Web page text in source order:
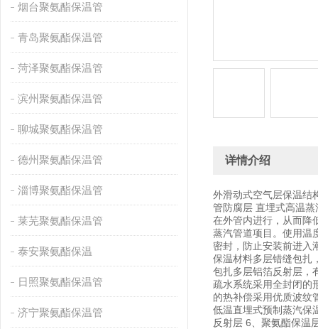
烟台聚氨酯保温管
青岛聚氨酯保温管
菏泽聚氨酯保温管
滨州聚氨酯保温管
聊城聚氨酯保温管
德州聚氨酯保温管
淄博聚氨酯保温管
莱芜聚氨酯保温管
泰安聚氨酯保温
日照聚氨酯保温管
济宁聚氨酯保温管
详情介绍
外滑动式空气层保温结
管防腐层 直埋式高温
在外管内进行，从而降
蒸汽管道项目。使用
密封，防止安装前进入
保温材料多层错缝包扎
包扎多层铝箔反射层，
疏水系统采用全封闭的
的热补偿采用优质波纹
低温直埋式预制蒸汽保
反射层 6、聚氨酯保温